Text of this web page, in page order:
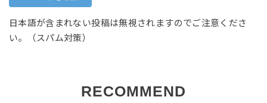
日本語が含まれない投稿は無視されますのでご注意くださ
い。（スパム対策）
RECOMMEND